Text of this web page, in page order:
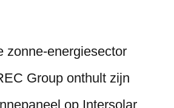
zonne-energiesector
Group onthult zijn
op Intersolar